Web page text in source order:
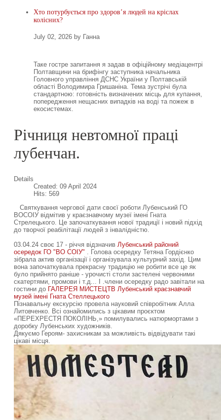
Хто потурбується про здоров’я людей на кріслах
колісних?
July 02, 2026 by Ганна
Таке гостре запитання я задав в офіційному медіацентрі
Полтавщини на брифінгу заступника начальника
Головного управління ДСНС України у Полтавській
області Володимира Гришаніна. Тема зустрічі була
стандартною: готовність визначених місць для купання,
попередження нещасних випадків на воді та пожеж в
екосистемах.
Річниця невтомної праці
лубенчан.
Details
Created: 09 April 2024
Hits: 569
Святкування чергової дати своєї роботи Лубенський ГО
ВОСОІУ відмітив у краєзнавчому музеї імені Гната
Стрелецького. Це започаткування нової традиції і новий підхід
до творчої реабілітації людей з інвалідністю.
03.04.24 своє 17 - річчя відзначив Лубенський районий
осередок ГО "ВО СОІУ" . Голова осередку Тетяна Гордієнко
зібрала актив організації і організувала культурний захід. Цим
вона започаткувала прекрасну традицію не робити все це як
було прийнято раніше - урочисті столи застелені червоними
скатертями, промови і т.д... І .члени осередку радо завітали на
гостини до ГАЛЕРЕЯ МИСТЕЦТВ Лубенський краєзнавчий
музей імені Гната Стеллецького
Пізнавальну екскурсію провела науковий співробітник Алла
Литовченко. Всі ознайомились з цікавим проєктом
«ПЕРЕХРЕСТЯ ПОКОЛІНЬ,» помилувались натюрмортами з
доробку Лубенських художників.
Дякуємо Героям- захисникам за можливість відвідувати такі
цікаві місця.